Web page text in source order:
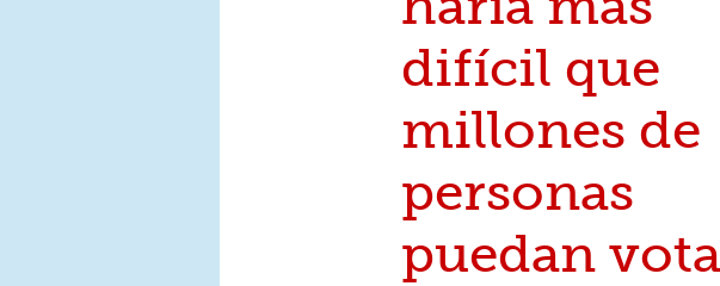
difícil que
millones de
personas
puedan